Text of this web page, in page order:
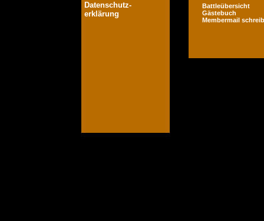
Datenschutz-
erklärung
Battleübersicht
Gästebuch
Membermail